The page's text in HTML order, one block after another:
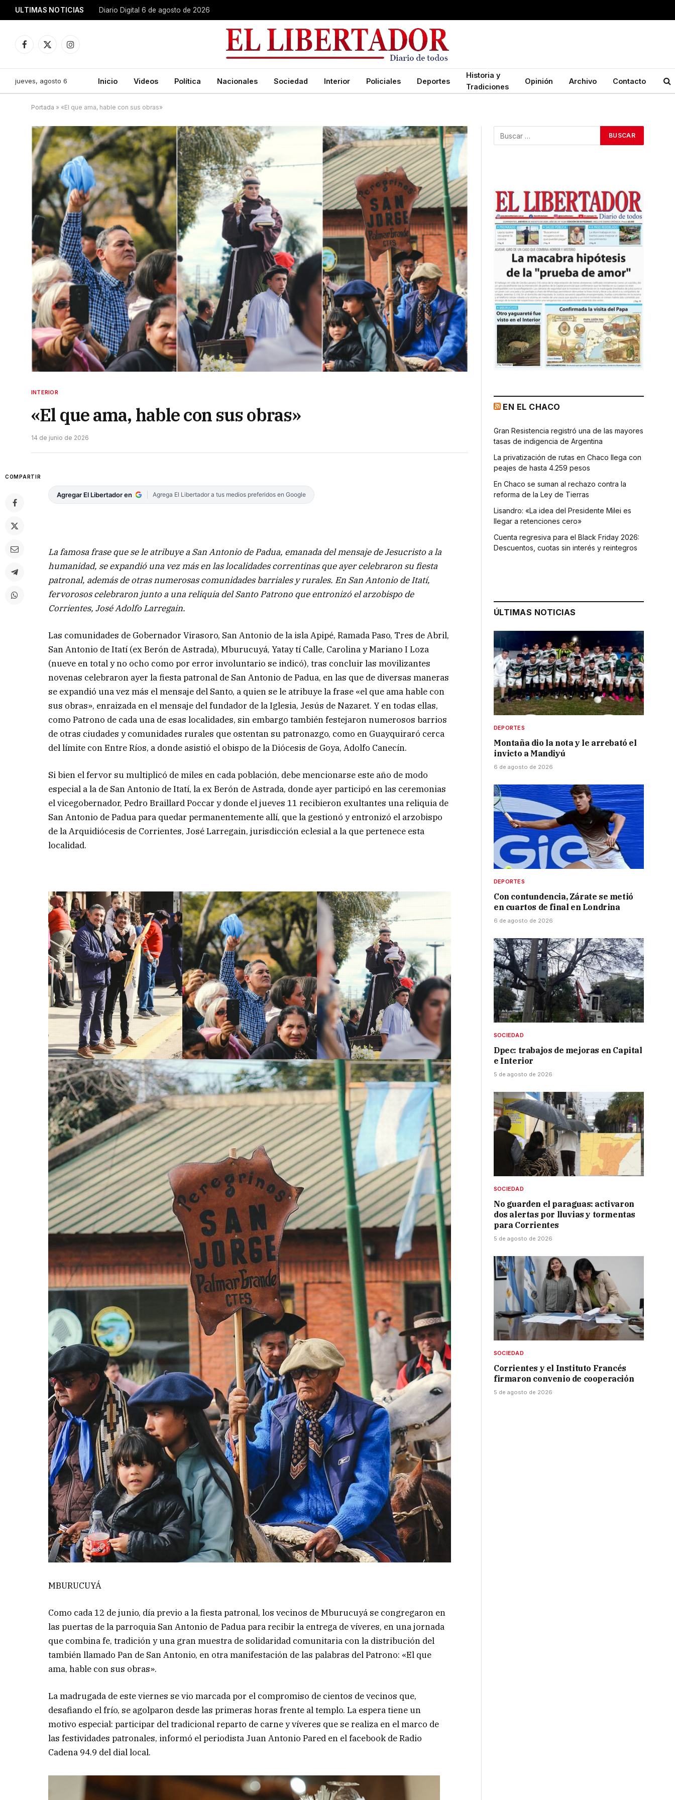
ULTIMAS NOTICIAS Diario Digital 6 de agosto de 2026
Facebook
X
Instagram
jueves, agosto 6 Inicio Videos Política Nacionales Sociedad Interior Policiales Deportes
Historia y
Tradiciones
Opinión Archivo Contacto
Portada » «El que ama, hable con sus obras»
INTERIOR
«El que ama, hable con sus obras»
14 de junio de 2026
COMPARTIR
Agregar El Libertador en Agrega El Libertador a tus medios preferidos en Google
La famosa frase que se le atribuye a San Antonio de Padua, emanada del mensaje de Jesucristo a la
humanidad, se expandió una vez más en las localidades correntinas que ayer celebraron su fiesta
patronal, además de otras numerosas comunidades barriales y rurales. En San Antonio de Itatí,
fervorosos celebraron junto a una reliquia del Santo Patrono que entronizó el arzobispo de
Corrientes, José Adolfo Larregain.
Las comunidades de Gobernador Virasoro, San Antonio de la isla Apipé, Ramada Paso, Tres de Abril,
San Antonio de Itatí (ex Berón de Astrada), Mburucuyá, Yatay tí Calle, Carolina y Mariano I Loza
(nueve en total y no ocho como por error involuntario se indicó), tras concluir las movilizantes
novenas celebraron ayer la fiesta patronal de San Antonio de Padua, en las que de diversas maneras
se expandió una vez más el mensaje del Santo, a quien se le atribuye la frase «el que ama hable con
sus obras», enraizada en el mensaje del fundador de la Iglesia, Jesús de Nazaret. Y en todas ellas,
como Patrono de cada una de esas localidades, sin embargo también festejaron numerosos barrios
de otras ciudades y comunidades rurales que ostentan su patronazgo, como en Guayquiraró cerca
del límite con Entre Ríos, a donde asistió el obispo de la Diócesis de Goya, Adolfo Canecín.
Si bien el fervor su multiplicó de miles en cada población, debe mencionarse este año de modo
especial a la de San Antonio de Itatí, la ex Berón de Astrada, donde ayer participó en las ceremonias
el vicegobernador, Pedro Braillard Poccar y donde el jueves 11 recibieron exultantes una reliquia de
San Antonio de Padua para quedar permanentemente allí, que la gestionó y entronizó el arzobispo
de la Arquidiócesis de Corrientes, José Larregain, jurisdicción eclesial a la que pertenece esta
localidad.
MBURUCUYÁ
Como cada 12 de junio, día previo a la fiesta patronal, los vecinos de Mburucuyá se congregaron en
las puertas de la parroquia San Antonio de Padua para recibir la entrega de víveres, en una jornada
que combina fe, tradición y una gran muestra de solidaridad comunitaria con la distribución del
también llamado Pan de San Antonio, en otra manifestación de las palabras del Patrono: «El que
ama, hable con sus obras».
La madrugada de este viernes se vio marcada por el compromiso de cientos de vecinos que,
desafiando el frío, se agolparon desde las primeras horas frente al templo. La espera tiene un
motivo especial: participar del tradicional reparto de carne y víveres que se realiza en el marco de
las festividades patronales, informó el periodista Juan Antonio Pared en el facebook de Radio
Cadena 94.9 del dial local.
EN EL CHACO
Gran Resistencia registró una de las mayores
tasas de indigencia de Argentina
La privatización de rutas en Chaco llega con
peajes de hasta 4.259 pesos
En Chaco se suman al rechazo contra la
reforma de la Ley de Tierras
Lisandro: «La idea del Presidente Milei es
llegar a retenciones cero»
Cuenta regresiva para el Black Friday 2026:
Descuentos, cuotas sin interés y reintegros
ÚLTIMAS NOTICIAS
DEPORTES
Montaña dio la nota y le arrebató el
invicto a Mandiyú
6 de agosto de 2026
DEPORTES
Con contundencia, Zárate se metió
en cuartos de final en Londrina
6 de agosto de 2026
SOCIEDAD
Dpec: trabajos de mejoras en Capital
e Interior
5 de agosto de 2026
SOCIEDAD
No guarden el paraguas: activaron
dos alertas por lluvias y tormentas
para Corrientes
5 de agosto de 2026
SOCIEDAD
Corrientes y el Instituto Francés
firmaron convenio de cooperación
5 de agosto de 2026